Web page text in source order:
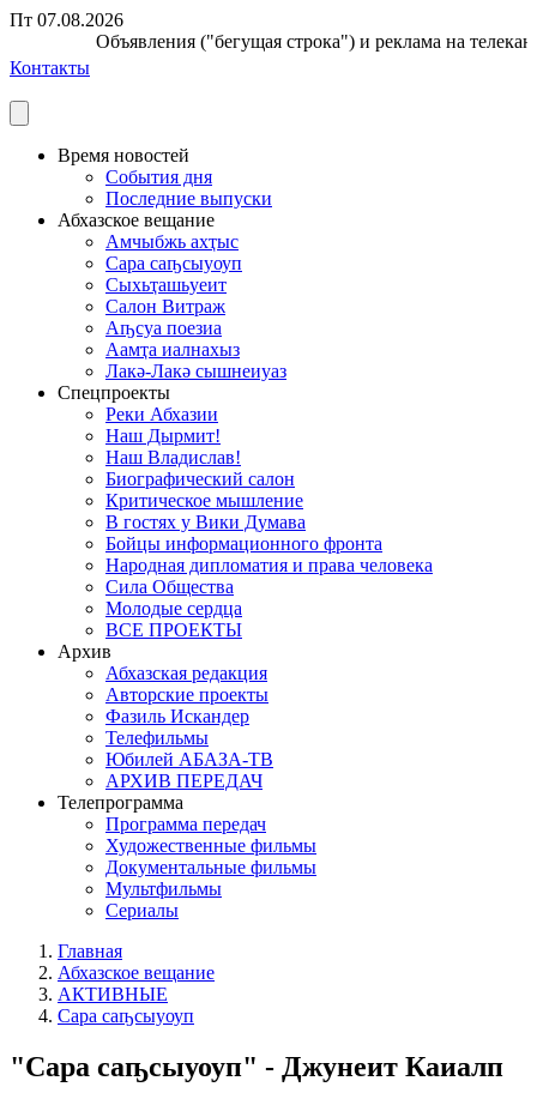
Пт 07.08.2026
Объявления ("бегущая строка") и реклама на
Контакты
Время новостей
События дня
Последние выпуски
Абхазское вещание
Амчыбжь ахҭыс
Сара саҧсыуоуп
Сыхьҭашьуеит
Салон Витраж
Аҧсуа поезиа
Аамҭа иалнахыз
Лакә-Лакә сышнеиуаз
Спецпроекты
Реки Абхазии
Наш Дырмит!
Наш Владислав!
Биографический салон
Критическое мышление
В гостях у Вики Думава
Бойцы информационного фронта
Народная дипломатия и права человека
Сила Общества
Молодые сердца
ВСЕ ПРОЕКТЫ
Архив
Абхазская редакция
Авторские проекты
Фазиль Искандер
Телефильмы
Юбилей АБАЗА-ТВ
АРХИВ ПЕРЕДАЧ
Телепрограмма
Программа передач
Художественные фильмы
Документальные фильмы
Мультфильмы
Сериалы
Главная
Абхазское вещание
АКТИВНЫЕ
Сара саҧсыуоуп
"Сара саҧсыуоуп" - Джунеит Каиалп